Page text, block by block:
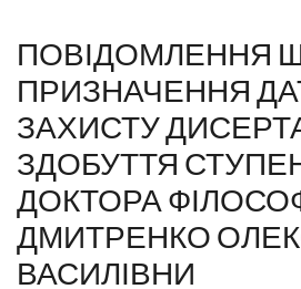
ПОВІДОМЛЕННЯ
ПРИЗНАЧЕННЯ
ЗАХИСТУ
ЗДОБУТТЯ
ДОКТОРА
ДМИТРЕНКО
ВАСИЛІВНИ